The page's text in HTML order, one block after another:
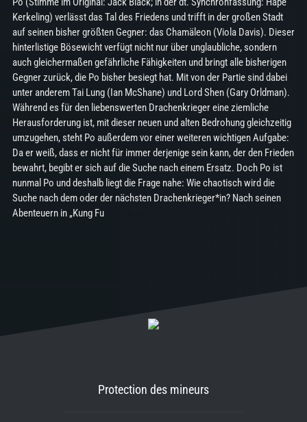
Kerkeling) verlässt das Tal des Friedens und trifft in der großen Stadt
auf seinen bisher größten Gegner: das Chamäleon (Viola Davis). Dieser
hinterlistige Bösewicht verfügt nicht nur über unglaubliche, sondern
auch gleichermaßen gefährliche Fähigkeiten und bringt alle bisherigen
Gegner zurück, die Po bisher besiegt hat. Mit von der Partie sind dabei
unter anderem Tai Lung (Ian McShane) und Lord Shen (Gary Orldman).
Während es für den liebenswerten Drachenkrieger eine ziemliche
Herausforderung ist, mit dieser neuen und alten Bedrohung gleichzeitig
umzugehen, steht Po außerdem vor einer weiteren wichtigen Aufgabe:
Da er weiß, dass er nicht für immer derjenige sein kann, der den Frieden
bewahrt, begibt er sich auf die Suche nach einem Ersatz. Doch Po ist
nunmal Po und deshalb liegt die Frage nahe: Wie chaotisch wird die
Suche nach dem oder der nächsten Drachenkrieger*in? Nach seinen
Abenteuern in „Kung Fu
Protection des mineurs